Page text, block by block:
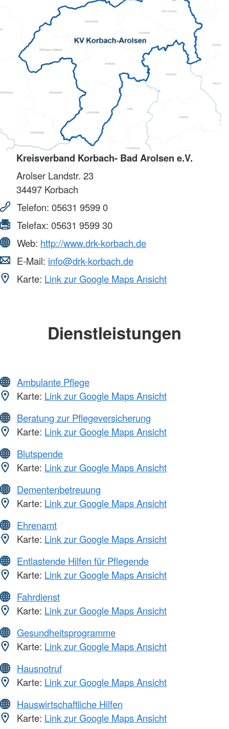
Kreisverband Korbach- Bad Arolsen e.V.
Arolser Landstr. 23
34497 Korbach
Telefon: 05631 9599 0
Telefax: 05631 9599 30
Web: http://www.drk-korbach.de
E-Mail: info@drk-korbach.de
Karte: Link zur Google Maps Ansicht
Dienstleistungen
Ambulante Pflege
Karte: Link zur Google Maps Ansicht
Beratung zur Pflegeversicherung
Karte: Link zur Google Maps Ansicht
Blutspende
Karte: Link zur Google Maps Ansicht
Dementenbetreuung
Karte: Link zur Google Maps Ansicht
Ehrenamt
Karte: Link zur Google Maps Ansicht
Entlastende Hilfen für Pflegende
Karte: Link zur Google Maps Ansicht
Fahrdienst
Karte: Link zur Google Maps Ansicht
Gesundheitsprogramme
Karte: Link zur Google Maps Ansicht
Hausnotruf
Karte: Link zur Google Maps Ansicht
Hauswirtschaftliche Hilfen
Karte: Link zur Google Maps Ansicht